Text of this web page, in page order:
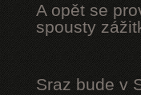
A opět se
spousty
Sraz bude v